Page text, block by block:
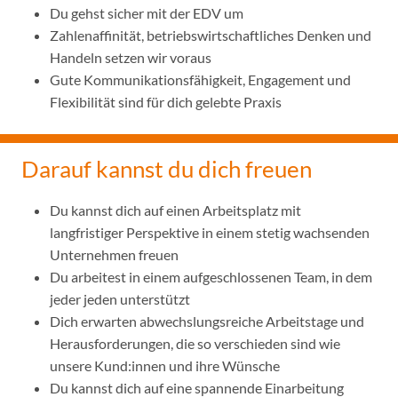
Du gehst sicher mit der EDV um
Zahlenaffinität, betriebswirtschaftliches Denken und
Handeln setzen wir voraus
Gute Kommunikationsfähigkeit, Engagement und
Flexibilität sind für dich gelebte Praxis
Darauf kannst du dich freuen
Du kannst dich auf einen Arbeitsplatz mit
langfristiger Perspektive in einem stetig wachsenden
Unternehmen freuen
Du arbeitest in einem aufgeschlossenen Team, in dem
jeder jeden unterstützt
Dich erwarten abwechslungsreiche Arbeitstage und
Herausforderungen, die so verschieden sind wie
unsere Kund:innen und ihre Wünsche
Du kannst dich auf eine spannende Einarbeitung